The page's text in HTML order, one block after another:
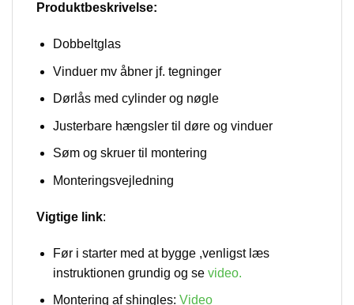
Produktbeskrivelse:
Dobbeltglas
Vinduer mv åbner jf. tegninger
Dørlås med cylinder og nøgle
Justerbare hængsler til døre og vinduer
Søm og skruer til montering
Monteringsvejledning
Vigtige link:
Før i starter med at bygge ,venligst læs
instruktionen grundig og se video.
Montering af shingles: Video